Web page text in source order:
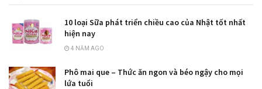
10 loại Sữa phát triển chiều cao của Nhật tốt nhất
hiện nay
4 NĂM AGO
Phô mai que – Thức ăn ngon và béo ngậy cho mọi
lứa tuổi